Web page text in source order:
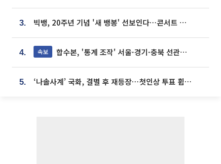
3. 빅뱅, 20주년 기념 '새 뱅봉' 선보인다⋯콘서트 앞두고 팝업 개최
4. 속보 합수본, '통계 조작' 서울·경기·충북 선관위 등 추가 압수수색
5. ‘나솔사계’ 국화, 결별 후 재등장⋯첫인상 투표 휩쓸고 ‘인기녀’ 등극